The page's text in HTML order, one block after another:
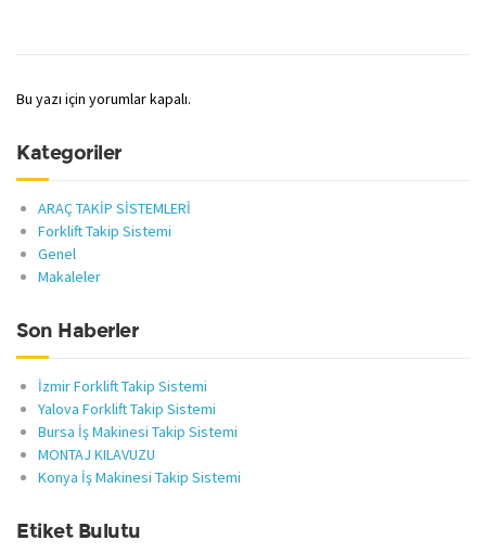
Bu yazı için yorumlar kapalı.
Kategoriler
ARAÇ TAKİP SİSTEMLERİ
Forklift Takip Sistemi
Genel
Makaleler
Son Haberler
İzmir Forklift Takip Sistemi
Yalova Forklift Takip Sistemi
Bursa İş Makinesi Takip Sistemi
MONTAJ KILAVUZU
Konya İş Makinesi Takip Sistemi
Etiket Bulutu